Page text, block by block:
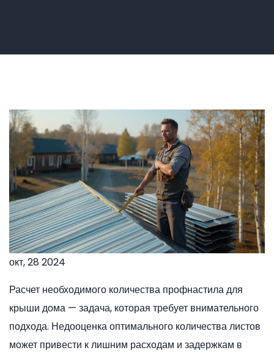
окт, 28 2024
Расчет необходимого количества профнастила для
крыши дома — задача, которая требует внимательного
подхода. Недооценка оптимального количества листов
может привести к лишним расходам и задержкам в